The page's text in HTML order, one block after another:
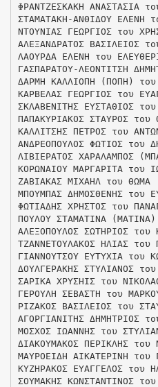
ΦΡΑΝΤΖΕΣΚΑΚΗ ΑΝΑΣΤΑΣΙΑ
ΣΤΑΜΑΤΑΚΗ-ΑΝΘΙΔΟΥ ΕΛΕΝΗ
ΝΤΟΥΝΙΑΣ ΓΕΩΡΓΙΟΣ του
ΑΛΕΞΑΝΔΡΑΤΟΣ ΒΑΣΙΛΕΙΟΣ
ΛΑΟΥΡΔΑ ΕΛΕΝΗ του
ΓΑΣΠΑΡΑΤΟΥ-ΛΕΟΝΤΙΤΣΗ
ΔΑΡΜΗ ΚΑΛΛΙΟΠΗ (ΠΟΠΗ) του
ΚΑΡΒΕΛΑΣ ΓΕΩΡΓΙΟΣ του
ΣΚΛΑΒΕΝΙΤΗΣ ΕΥΣΤΑΘΙΟΣ
ΠΑΠΑΚΥΡΙΑΚΟΣ ΣΤΑΥΡΟΣ του
ΚΑΛΛΙΤΣΗΣ ΠΕΤΡΟΣ του
ΑΝΔΡΕΟΠΟΥΛΟΣ ΦΩΤΙΟΣ του
ΛΙΒΙΕΡΑΤΟΣ ΧΑΡΑΛΑΜΠΟΣ
ΚΟΡΩΝΑΙΟΥ ΜΑΡΓΑΡΙΤΑ του
ΖΑΒΙΑΚΑΣ ΜΙΧΑΗΛ του ΘΩΜΑ
ΜΠΟΥΜΠΑΣ ΔΗΜΟΣΘΕΝΗΣ του
ΦΩΤΙΑΔΗΣ ΧΡΗΣΤΟΣ του
ΠΟΥΛΟΥ ΣΤΑΜΑΤΙΝΑ
ΑΛΕΞΟΠΟΥΛΟΣ ΣΩΤΗΡΙΟΣ του
ΤΖΑΝΝΕΤΟΥΛΑΚΟΣ ΗΛΙΑΣ του
ΓΙΑΝΝΟΥΤΣΟΥ ΕΥΤΥΧΙΑ του
ΔΟΥΛΓΕΡΑΚΗΣ ΣΤΥΛΙΑΝΟΣ
ΣΑΡΙΚΑ ΧΡΥΣΗΙΣ του
ΓΕΡΟΥΛΗ ΣΕΒΑΣΤΗ του
ΡΙΖΑΚΟΣ ΒΑΣΙΛΕΙΟΣ του
ΑΓΟΡΓΙΑΝΙΤΗΣ ΔΗΜΗΤΡΙΟΣ
ΜΟΣΧΟΣ ΙΩΑΝΝΗΣ του
ΔΙΑΚΟΥΜΑΚΟΣ ΠΕΡΙΚΛΗΣ του
ΜΑΥΡΟΕΙΔΗ ΑΙΚΑΤΕΡΙΝΗ του
ΚΥΖΗΡΑΚΟΣ ΕΥΑΓΓΕΛΟΣ του
ΣΟΥΜΑΚΗΣ ΚΩΝΣΤΑΝΤΙΝΟΣ